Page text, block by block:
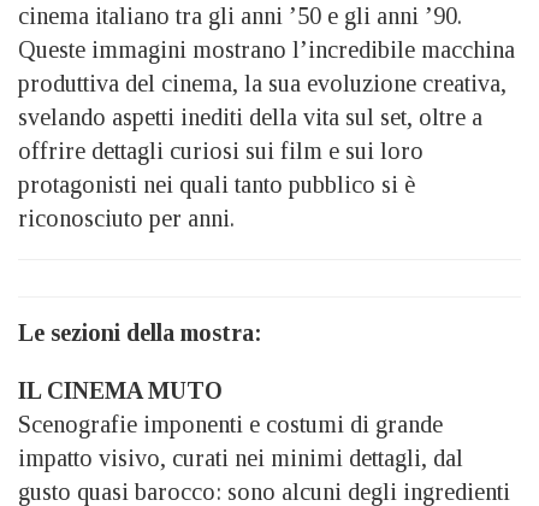
cinema italiano tra gli anni ’50 e gli anni ’90.
Queste immagini mostrano l’incredibile macchina
produttiva del cinema, la sua evoluzione creativa,
svelando aspetti inediti della vita sul set, oltre a
offrire dettagli curiosi sui film e sui loro
protagonisti nei quali tanto pubblico si è
riconosciuto per anni.
Le sezioni della mostra:
IL CINEMA MUTO
Scenografie imponenti e costumi di grande
impatto visivo, curati nei minimi dettagli, dal
gusto quasi barocco: sono alcuni degli ingredienti